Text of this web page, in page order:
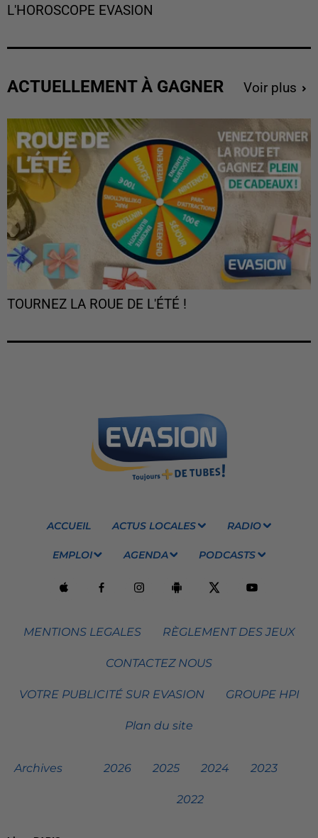
L'HOROSCOPE EVASION
ACTUELLEMENT À GAGNER Voir plus
TOURNEZ LA ROUE DE L'ÉTÉ !
ACCUEIL ACTUS LOCALES RADIO
EMPLOI AGENDA PODCASTS
MENTIONS LEGALES RÈGLEMENT DES JEUX
CONTACTEZ NOUS
VOTRE PUBLICITÉ SUR EVASION GROUPE HPI
Plan du site
Archives 2026 2025 2024 2023
2022